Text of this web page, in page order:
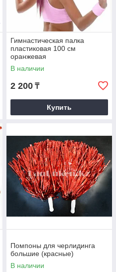
Гимнастическая палка
пластиковая 100 см
оранжевая
В наличии
2 200 ₸
Купить
Помпоны для черлидинга
большие (красные)
В наличии